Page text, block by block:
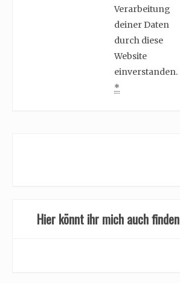
Verarbeitung
deiner Daten
durch diese
Website
einverstanden.
*
Hier könnt ihr mich auch finden